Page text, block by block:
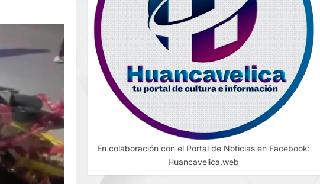
En colaboración con el Portal de Noticias en Facebook:
Huancavelica.web